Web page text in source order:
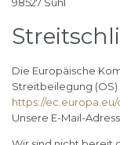
Die Europäische
Streitbeilegung
https://
Unsere E-Mail-